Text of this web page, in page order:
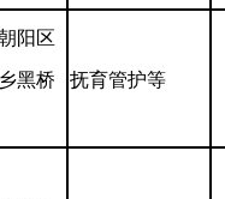
阳区
黑桥 抚育管护等